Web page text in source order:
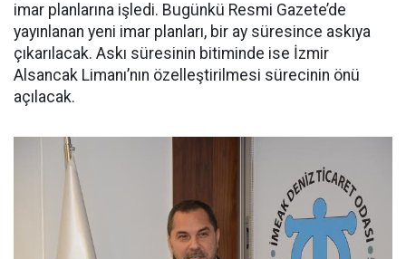
imar planlarına işledi. Bugünkü Resmi Gazete’de
yayınlanan yeni imar planları, bir ay süresince askıya
çıkarılacak. Askı süresinin bitiminde ise İzmir
Alsancak Limanı’nın özelleştirilmesi sürecinin önü
açılacak.